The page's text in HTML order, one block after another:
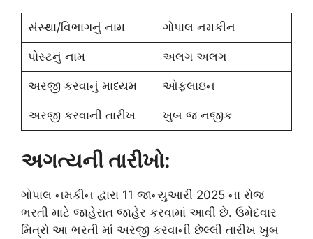
સંસ્થા/વિભાગનું નામ ગોપાલ નમકીન
પોસ્ટનું નામ અલગ અલગ
અરજી કરવાનું માધ્યમ ઓફલાઇન
અરજી કરવાની તારીખ ખુબ જ નજીક
અગત્યની તારીખો:
ગોપાલ નમકીન દ્વારા 11 જાન્યુઆરી 2025 ના રોજ
ભરતી માટે જાહેરાત જાહેર કરવામાં આવી છે. ઉમેદવાર
મિત્રો આ ભરતી માં અરજી કરવાની છેલ્લી તારીખ ખુબ